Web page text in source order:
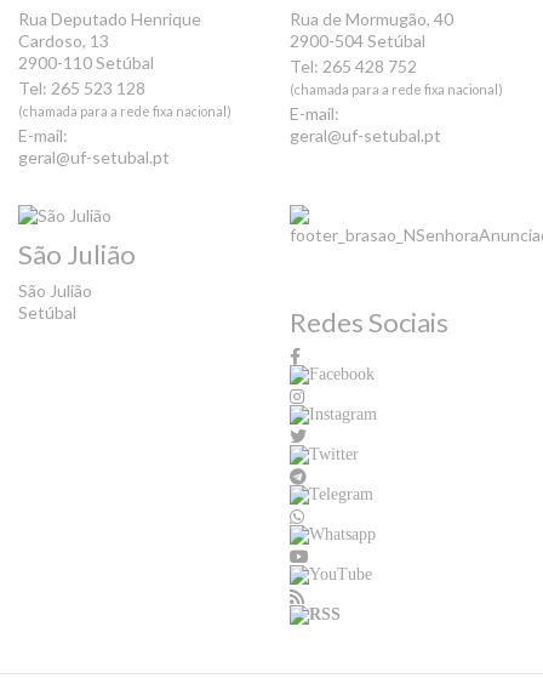
Rua Deputado Henrique
Cardoso, 13
2900-110 Setúbal
Tel: 265 523 128
(chamada para a rede fixa nacional)
E-mail:
geral@uf-setubal.pt
Rua de Mormugão, 40
2900-504 Setúbal
Tel: 265 428 752
(chamada para a rede fixa nacional)
E-mail:
geral@uf-setubal.pt
São Julião
São Julião
Setúbal
Redes Sociais